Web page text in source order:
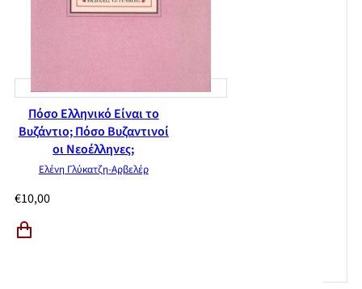
Πόσο Ελληνικό Είναι το
Βυζάντιο; Πόσο Βυζαντινοί
οι Νεοέλληνες;
Ελένη Γλύκατζη-Αρβελέρ
€10,00